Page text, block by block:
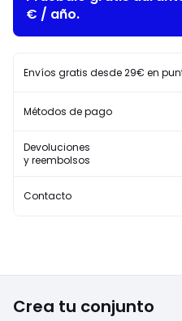
€ / año.
Envíos gratis desde 29€ en
Métodos de pago
Devoluciones
y reembolsos
Contacto
Crea tu conjunto